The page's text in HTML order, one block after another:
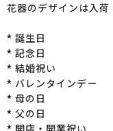
花器のデザインは入
* 誕生日
* 記念日
* 結婚祝い
* バレンタインデー
* 母の日
* 父の日